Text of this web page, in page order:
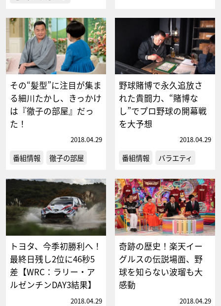
その“髪型”に注目が集ま
る細川たかし、きっかけ
は『徹子の部屋』だっ
た！
2018.04.29
番組情報 徹子の部屋
野球賭博で永久追放さ
れた貴闘力、“賭博な
し”でプロ野球の開幕戦
を大予想
2018.04.29
番組情報 バラエティ
トヨタ、今季初勝利へ！
最終日残し2位に46秒5
差【WRC：ラリー・ア
ルゼンチンDAY3結果】
2018.04.29
奇跡の歴史！楽天イー
グルスの伝説場面、野
球を知らない波瑠も大
感動
2018.04.29